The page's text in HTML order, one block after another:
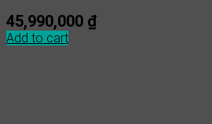
45,990,000 ₫
Add to cart